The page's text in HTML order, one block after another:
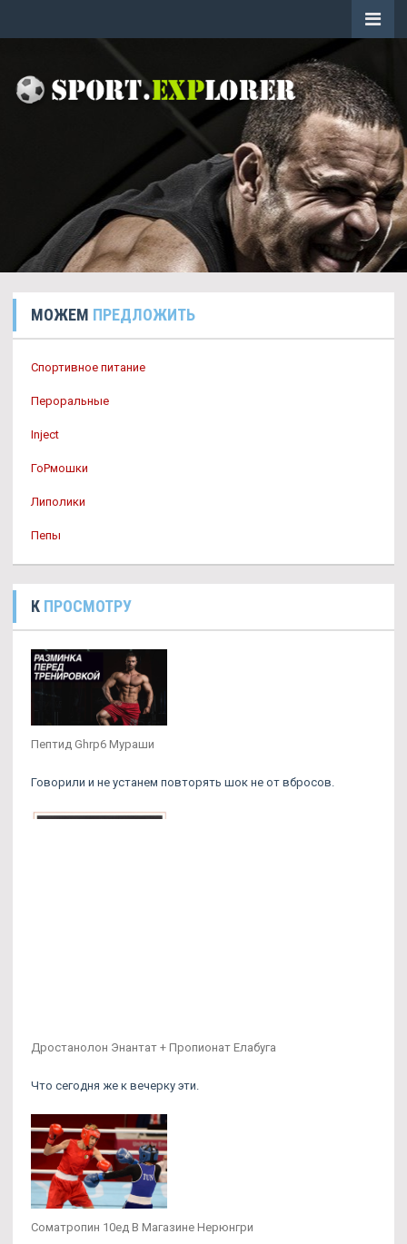
МОЖЕМ ПРЕДЛОЖИТЬ
Спортивное питание
Пероральные
Inject
ГоРмошки
Липолики
Пепы
К ПРОСМОТРУ
Пептид Ghrp6 Мураши
Говорили и не устанем повторять шок не от вбросов.
Дростанолон Энантат + Пропионат Елабуга
Что сегодня же к вечерку эти.
Cоматропин 10ед В Магазине Нерюнгри